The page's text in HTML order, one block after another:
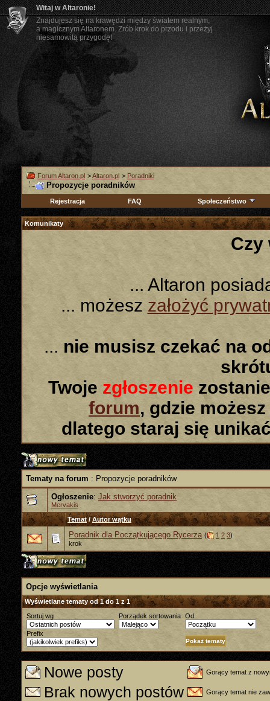
Witaj w Altaronie!
Znajdujesz się na krawędzi między światem realnym,
a magicznym Altaronem. Zrób krok do przodu i przeżyj
niesamowitą przygodę!
Forum Altaron.pl >Altaron.pl > Poradniki
Propozycje poradników
Rejestracja FAQ Społeczeństwo
Komunikaty
Czy
... Altaron
... możeszzałożyć
... nie musisz czekać na
Twoje zgłoszenie
forum, gdzie
dlatego staraj się
Tematy na forum : Propozycje poradników
Ogłoszenie: Jak stworzyć poradnik
Mervakis
Temat/Autor wątku
Poradnik dla Początkującego Rycerza ( 1 2 3)
krok
Opcje wyświetlania
Wyświetlane tematy od 1 do 1 z 1
Sortuj wg
Porządek sortowania Od
Prefix
Nowe posty Gorący temat z
Brak nowych postów Gorący temat nie